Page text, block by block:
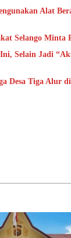
Alat
Selango
Selain Jadi
Desa Tiga Alur